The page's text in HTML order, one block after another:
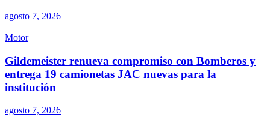
agosto 7, 2026
Motor
Gildemeister renueva compromiso con Bomberos y
entrega 19 camionetas JAC nuevas para la
institución
agosto 7, 2026